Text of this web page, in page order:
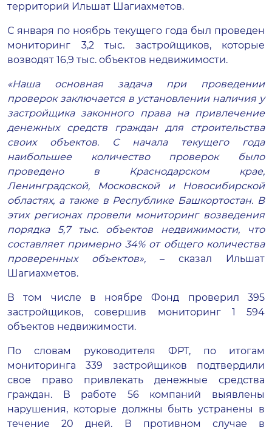
территорий Ильшат Шагиахметов.
С января по ноябрь текущего года был проведен
мониторинг 3,2 тыс. застройщиков, которые
возводят 16,9 тыс. объектов недвижимости.
«Наша основная задача при проведении
проверок заключается в установлении наличия у
застройщика законного права на привлечение
денежных средств граждан для строительства
своих объектов. С начала текущего года
наибольшее количество проверок было
проведено в Краснодарском крае,
Ленинградской, Московской и Новосибирской
областях, а также в Республике Башкортостан. В
этих регионах провели мониторинг возведения
порядка 5,7 тыс. объектов недвижимости, что
составляет примерно 34% от общего количества
проверенных объектов», – сказал Ильшат
Шагиахметов.
В том числе в ноябре Фонд проверил 395
застройщиков, совершив мониторинг 1 594
объектов недвижимости.
По словам руководителя ФРТ, по итогам
мониторинга 339 застройщиков подтвердили
свое право привлекать денежные средства
граждан. В работе 56 компаний выявлены
нарушения, которые должны быть устранены в
течение 20 дней. В противном случае в